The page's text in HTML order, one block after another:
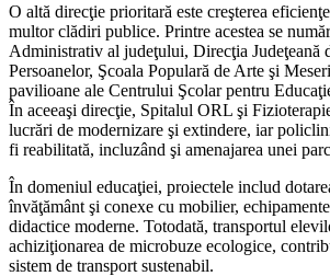
O altă direcţie prioritară este creşterea
multor clădiri publice. Printre acestea se
Administrativ al judeţului, Direcţia Judeţeană
Persoanelor, Şcoala Populară de Arte şi
pavilioane ale Centrului Şcolar pentru
În aceeaşi direcţie, Spitalul ORL şi
lucrări de modernizare şi extindere, iar
fi reabilitată, incluzând şi amenajarea unei
În domeniul educaţiei, proiectele includ
învăţământ şi conexe cu mobilier,
didactice moderne. Totodată, transportul
achiziţionarea de microbuze ecologice,
sistem de transport sustenabil.